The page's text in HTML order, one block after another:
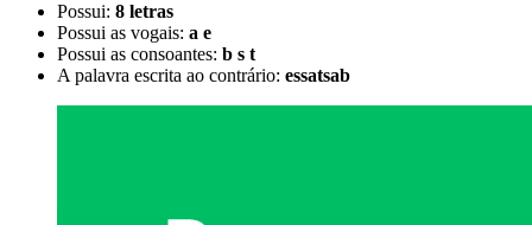
Possui: 8 letras
Possui as vogais: a e
Possui as consoantes: b s t
A palavra escrita ao contrário: essatsab